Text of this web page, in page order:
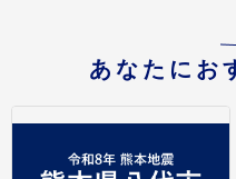
あなたにお